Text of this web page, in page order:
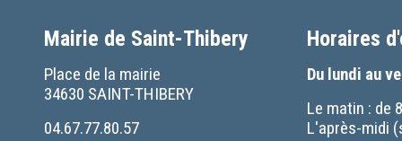
Mairie de Saint-Thibery
Place de la mairie
34630 SAINT-THIBERY
04.67.77.80.57
Horaires
Du lundi au
Le matin : de
L'après-midi